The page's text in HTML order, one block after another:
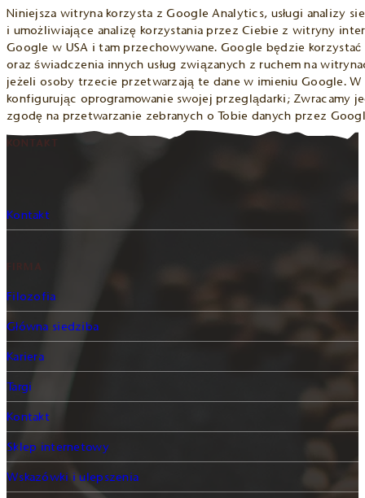
Niniejsza witryna korzysta z Google Analytics, usługi analizy
i umożliwiające analizę korzystania przez Ciebie z witryny
Google w USA i tam przechowywane. Google będzie
oraz świadczenia innych usług związanych z ruchem na
jeżeli osoby trzecie przetwarzają te dane w imieniu Google.
konfigurując oprogramowanie swojej przeglądarki; Zwracamy
zgodę na przetwarzanie zebranych o Tobie danych przez
KONTAKT
Kontakt
FIRMA
Filozofia
Główna siedziba
Kariera
Targi
Kontakt
Sklep internetowy
Wskazówki i ulepszenia